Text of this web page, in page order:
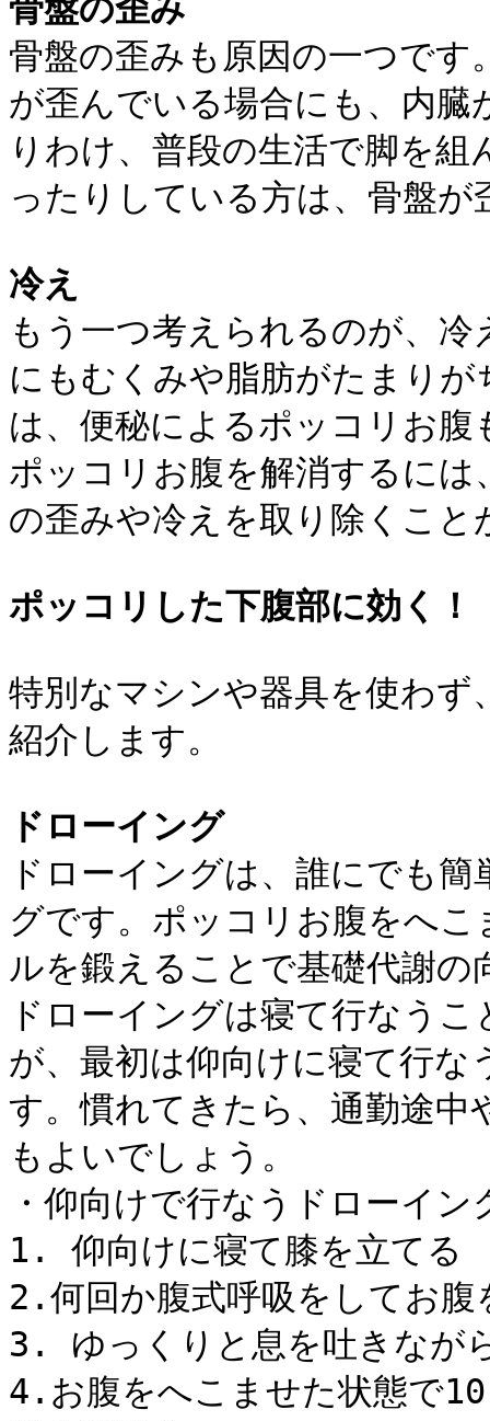
骨盤の歪み
骨盤の歪みも原因の一つです
が歪んでいる場合にも、内
りわけ、普段の生活で脚を
ったりしている方は、骨盤
冷え
もう一つ考えられるのが、
にもむくみや脂肪がたまり
は、便秘によるポッコリお腹
ポッコリお腹を解消するに
の歪みや冷えを取り除くこと
ポッコリした下腹部に効く！
特別なマシンや器具を使わ
紹介します。
ドローイング
ドローイングは、誰にでも
グです。ポッコリお腹をへ
ルを鍛えることで基礎代謝の
ドローイングは寝て行なう
が、最初は仰向けに寝て行
す。慣れてきたら、通勤途中
もよいでしょう。
・仰向けで行なうドローイン
1. 仰向けに寝て膝を立てる
2.何回か腹式呼吸をしてお腹
3. ゆっくりと息を吐きなが
4.お腹をへこませた状態で